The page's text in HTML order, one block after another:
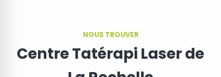
NOUS TROUVER
Centre Tatérapi Laser de